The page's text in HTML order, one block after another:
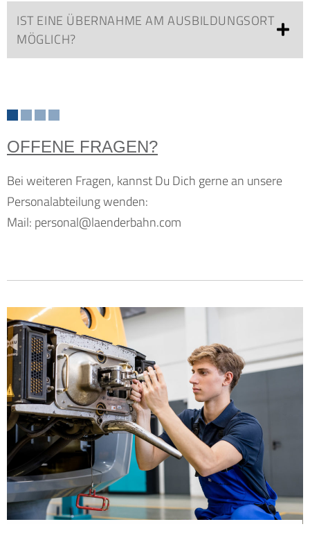
IST EINE ÜBERNAHME AM AUSBILDUNGSORT
MÖGLICH?
OFFENE FRAGEN?
Bei weiteren Fragen, kannst Du Dich gerne an unsere
Personalabteilung wenden:
Mail: personal@laenderbahn.com